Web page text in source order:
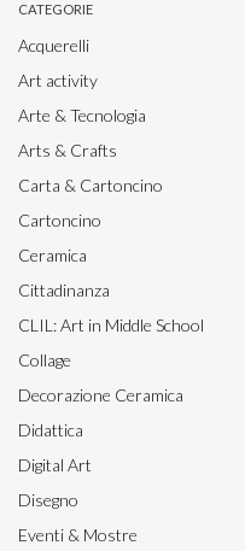
CATEGORIE
Acquerelli
Art activity
Arte & Tecnologia
Arts & Crafts
Carta & Cartoncino
Cartoncino
Ceramica
Cittadinanza
CLIL: Art in Middle School
Collage
Decorazione Ceramica
Didattica
Digital Art
Disegno
Eventi & Mostre